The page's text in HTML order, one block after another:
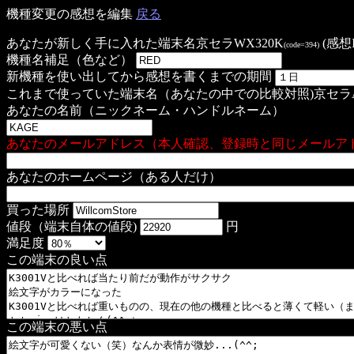
機種変更の感想を編集 戻る
あなたが新しく手に入れた端末名京セラWX320K(code=394) (感想
機種名補足（色など）
新機種を使い出してから感想を書くまでの期間
これまで使っていた端末名（あなたの中での比較対照)京セ
あなたの名前（ニックネーム・ハンドルネーム）
あなたのメールアドレス（本人確認、登録時と同じメール
あなたのホームページ（ある人だけ）
買った場所
値段（端末自体の値段)
円
満足度
この端末の良い点
この端末の悪い点